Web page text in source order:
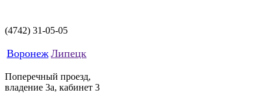
(4742) 31-05-05
Воронеж Липецк
Поперечный проезд,
владение 3а, кабинет 3